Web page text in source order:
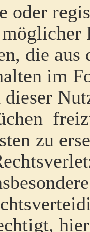
oder
die
im
zu